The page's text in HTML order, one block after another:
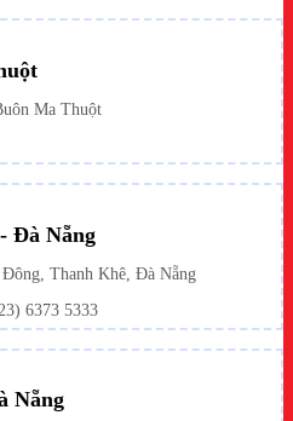
Ma Thuột
Đà Nẵng
Thanh Khê, Đà Nẵng
6373 5333
Nẵng